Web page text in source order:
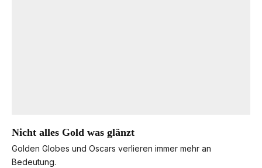
Nicht alles Gold was glänzt
Golden Globes und Oscars verlieren immer mehr an
Bedeutung.